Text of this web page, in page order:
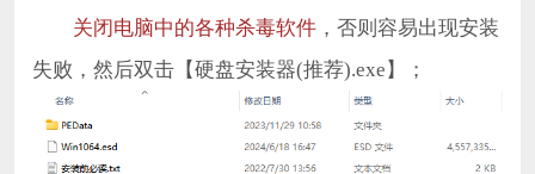
关闭电脑中的各种杀毒软件，否则容易出现安装
失败，然后双击【硬盘安装器(推荐).exe】；